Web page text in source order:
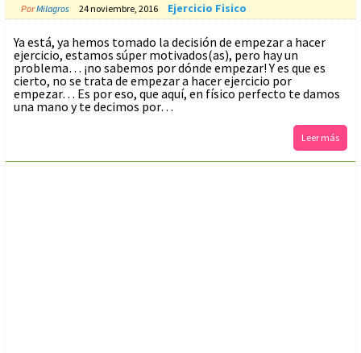
PorMilagros 24 noviembre, 2016 Ejercicio Fisico
Ya está, ya hemos tomado la decisión de empezar a hacer
ejercicio, estamos súper motivados(as), pero hay un
problema… ¡no sabemos por dónde empezar! Y es que es
cierto, no se trata de empezar a hacer ejercicio por
empezar… Es por eso, que aquí, en físico perfecto te damos
una mano y te decimos por…
Leer más